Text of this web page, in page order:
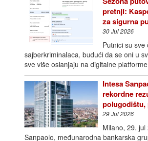
pretnji:
za sigurna
30 Jul 2026
Putnici su
sajberkriminalaca, budući da se oni u
sve više oslanjaju na digitalne
Intesa
rekordne
polugodištu,
29 Jul 2026
Milano, 29.
Sanpaolo, međunarodna bankarska